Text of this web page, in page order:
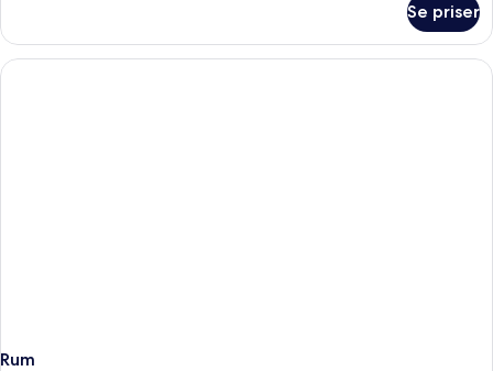
Se priser
Rum